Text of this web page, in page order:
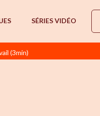
SÉRIES VIDÉO
(3min)